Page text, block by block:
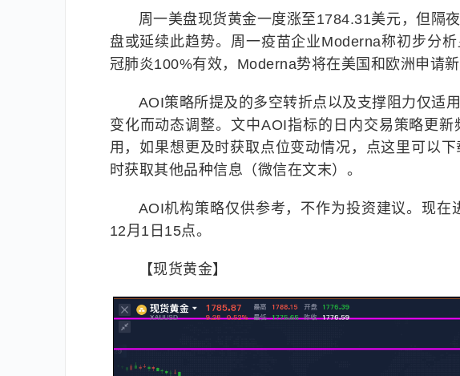
周一美盘现货黄金一度涨至1784.31美元，但隔
盘或延续此趋势。周一疫苗企业Moderna称初步分
冠肺炎100%有效，Moderna势将在美国和欧洲申请
AOI策略所提及的多空转折点以及支撑阻力仅适
变化而动态调整。文中AOI指标的日内交易策略更
用，如果想更及时获取点位变动情况，点这里可以
时获取其他品种信息（微信在文末）。
AOI机构策略仅供参考，不作为投资建议。现
12月1日15点。
【现货黄金】